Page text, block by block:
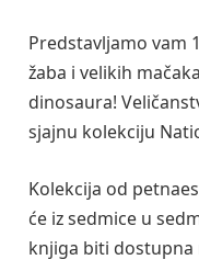
Predstavljamo vam
žaba i velikih
dinosaura!
sjajnu kolekciju
Kolekcija od
će iz sedmice u
knjiga biti dostupna